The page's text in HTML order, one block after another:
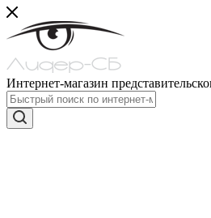
Интернет-магазин